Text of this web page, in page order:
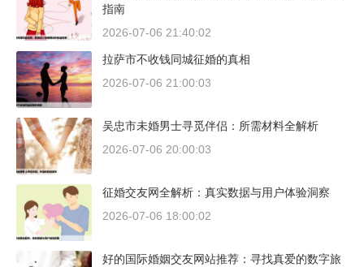
指南
2026-07-06 21:40:02
拉萨市不收钱同城征婚的真相
2026-07-06 21:00:03
吴忠市未婚男士寻觅伴侣：所需材料全解析
2026-07-06 20:00:03
征婚交友网全解析：真实数据与用户体验洞察
2026-07-06 18:00:02
好的国际婚姻交友网站推荐：寻找真爱的数字旅